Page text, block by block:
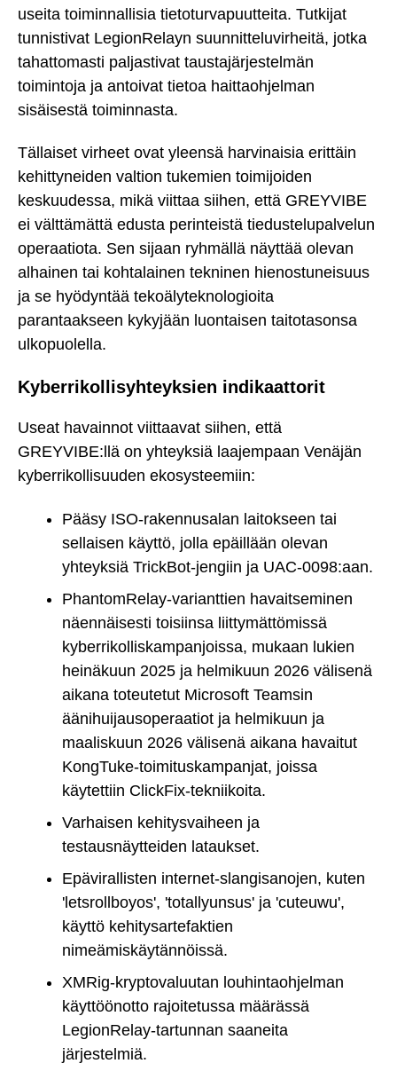
useita toiminnallisia tietoturvapuutteita. Tutkijat
tunnistivat LegionRelayn suunnitteluvirheitä, jotka
tahattomasti paljastivat taustajärjestelmän
toimintoja ja antoivat tietoa haittaohjelman
sisäisestä toiminnasta.
Tällaiset virheet ovat yleensä harvinaisia erittäin
kehittyneiden valtion tukemien toimijoiden
keskuudessa, mikä viittaa siihen, että GREYVIBE
ei välttämättä edusta perinteistä tiedustelupalvelun
operaatiota. Sen sijaan ryhmällä näyttää olevan
alhainen tai kohtalainen tekninen hienostuneisuus
ja se hyödyntää tekoälyteknologioita
parantaakseen kykyjään luontaisen taitotasonsa
ulkopuolella.
Kyberrikollisyhteyksien indikaattorit
Useat havainnot viittaavat siihen, että
GREYVIBE:llä on yhteyksiä laajempaan Venäjän
kyberrikollisuuden ekosysteemiin:
Pääsy ISO-rakennusalan laitokseen tai
sellaisen käyttö, jolla epäillään olevan
yhteyksiä TrickBot-jengiin ja UAC-0098:aan.
PhantomRelay-varianttien havaitseminen
näennäisesti toisiinsa liittymättömissä
kyberrikolliskampanjoissa, mukaan lukien
heinäkuun 2025 ja helmikuun 2026 välisenä
aikana toteutetut Microsoft Teamsin
äänihuijausoperaatiot ja helmikuun ja
maaliskuun 2026 välisenä aikana havaitut
KongTuke-toimituskampanjat, joissa
käytettiin ClickFix-tekniikoita.
Varhaisen kehitysvaiheen ja
testausnäytteiden lataukset.
Epävirallisten internet-slangisanojen, kuten
'letsrollboyos', 'totallyunsus' ja 'cuteuwu',
käyttö kehitysartefaktien
nimeämiskäytännöissä.
XMRig-kryptovaluutan louhintaohjelman
käyttöönotto rajoitetussa määrässä
LegionRelay-tartunnan saaneita
järjestelmiä.